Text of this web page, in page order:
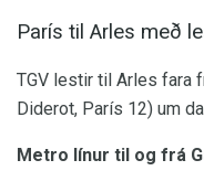
París til Arles með
TGV lestir til Arles fara
Diderot, París 12) um
Metro línur til og frá